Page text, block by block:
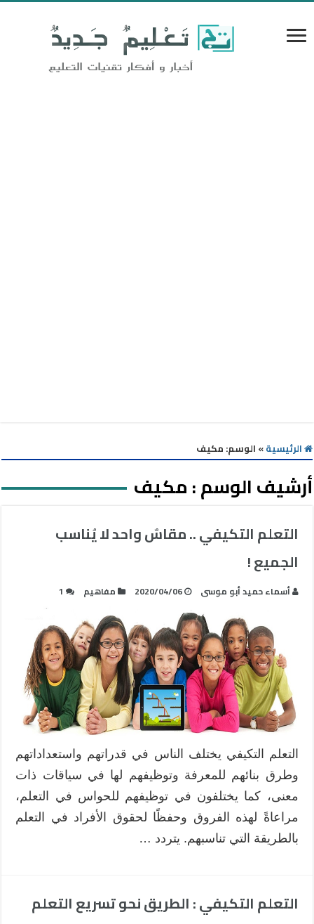
الرئيسية» الوسم: مكيف
أرشيف الوسم :مكيف
التعلم التكيفي .. مقاسٌ واحد لا يُناسب
الجميع !
أسماء حميد أبو موسى 2020/04/06 مفاهيم 1
التعلم التكيفي يختلف الناس في قدراتهم واستعداداتهم
وطرق بنائهم للمعرفة وتوظيفهم لها في سياقات ذات
معنى، كما يختلفون في توظيفهم للحواس في التعلم،
مراعاةً لهذه الفروق وحفظًا لحقوق الأفراد في التعلم
بالطريقة التي تناسبهم. يتردد …
التعلم التكيفي : الطريق نحو تسريع التعلم